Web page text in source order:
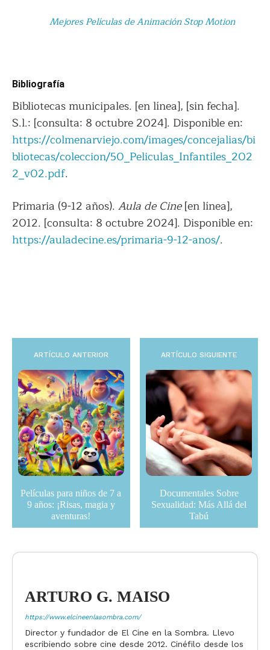
Mejores Películas de Animación Stop Motion
Bibliografía
Bibliotecas municipales. [en línea], [sin fecha].
S.l.: [consulta: 8 octubre 2024]. Disponible en:
https://colmenarviejo.com/images/concejalias/bi
bliotecas/coleccion/50_Peliculas_Infantiles_202
2_v02.pdf.
Primaria (9-12 años). Aula de Cine[en línea],
2012. [consulta: 8 octubre 2024]. Disponible en:
https://auladecine.es/primaria-9-12-anos/.
ARTÍCULO ANTERIOR
Películas para niños de 7 a
9 años: ¡Risas, magia y
aventuras!
ARTÍCULO SIGUIENTE
Documentales Sobre
Sexualidad: Más Allá del
Tabú
ARTURO G. MAISO
https://www.elcineenlasombra.com/
Director y fundador de El Cine en la Sombra. Llevo
escribiendo sobre cine desde 2012. Cinéfilo desde los